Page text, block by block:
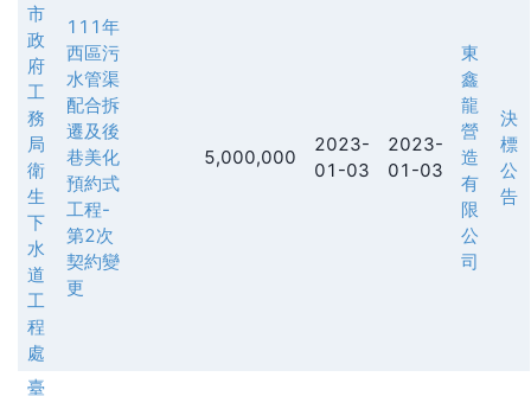
市
政
府
工
務
局
衛
生
下
水
道
工
程
處
111年
西區污
水管渠
配合拆
遷及後
巷美化
預約式
工程-
第2次
契約變
更
5,000,000
2023-
01-03
2023-
01-03
東
鑫
龍
營
造
有
限
公
司
決
標
公
告
臺